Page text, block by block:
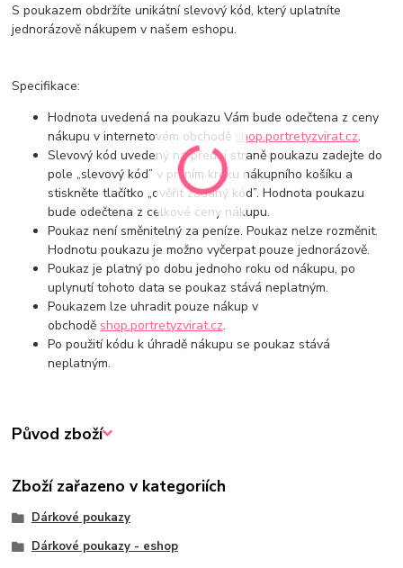
S poukazem obdržíte unikátní slevový kód, který uplatníte
jednorázově nákupem v našem eshopu.
Specifikace:
Hodnota uvedená na poukazu Vám bude odečtena z ceny
nákupu v internetovém obchodě shop.portretyzvirat.cz.
Slevový kód uvedený na přední straně poukazu zadejte do
pole „slevový kód” v prvním kroku nákupního košíku a
stiskněte tlačítko „ověřit zadaný kód”. Hodnota poukazu
bude odečtena z celkové ceny nákupu.
Poukaz není směnitelný za peníze. Poukaz nelze rozměnit.
Hodnotu poukazu je možno vyčerpat pouze jednorázově.
Poukaz je platný po dobu jednoho roku od nákupu, po
uplynutí tohoto data se poukaz stává neplatným.
Poukazem lze uhradit pouze nákup v
obchodě shop.portretyzvirat.cz.
Po použití kódu k úhradě nákupu se poukaz stává
neplatným.
Původ zboží
Zboží zařazeno v kategoriích
Dárkové poukazy
Dárkové poukazy - eshop